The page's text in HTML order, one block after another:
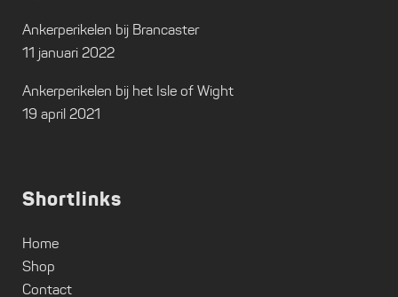
Ankerperikelen bij Brancaster
11 januari 2022
Ankerperikelen bij het Isle of Wight
19 april 2021
Shortlinks
Home
Shop
Contact